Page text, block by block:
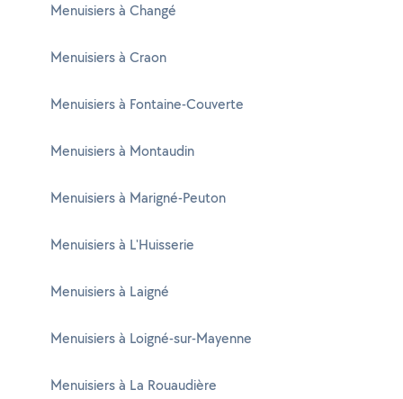
Menuisiers à Changé
Menuisiers à Craon
Menuisiers à Fontaine-Couverte
Menuisiers à Montaudin
Menuisiers à Marigné-Peuton
Menuisiers à L'Huisserie
Menuisiers à Laigné
Menuisiers à Loigné-sur-Mayenne
Menuisiers à La Rouaudière